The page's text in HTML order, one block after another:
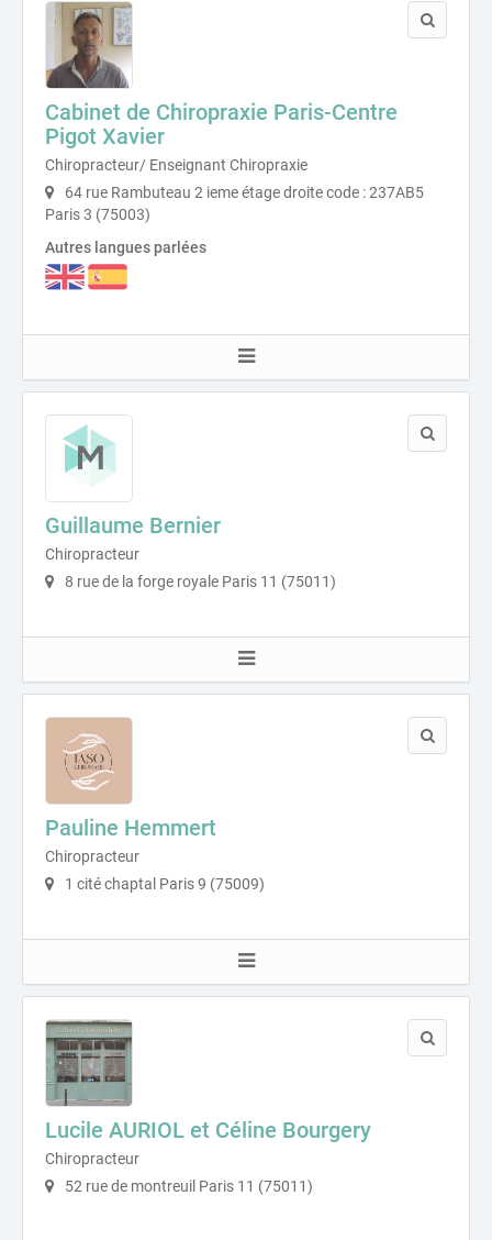
Cabinet de Chiropraxie Paris-Centre
Pigot Xavier
Chiropracteur/ Enseignant Chiropraxie
64 rue Rambuteau 2 ieme étage droite code : 237AB5
Paris 3 (75003)
Autres langues parlées
Guillaume Bernier
Chiropracteur
8 rue de la forge royale Paris 11 (75011)
Pauline Hemmert
Chiropracteur
1 cité chaptal Paris 9 (75009)
Lucile AURIOL et Céline Bourgery
Chiropracteur
52 rue de montreuil Paris 11 (75011)